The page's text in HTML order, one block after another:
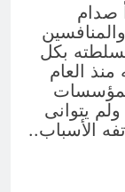
صدام
بكل
منذ العام
يتوانى
الأسباب..